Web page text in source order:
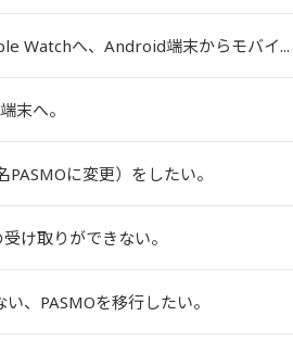
Watchへ、Android端末からモバイ...
末へ。
に変更）をしたい。
け取りができない。
、PASMOを移行したい。